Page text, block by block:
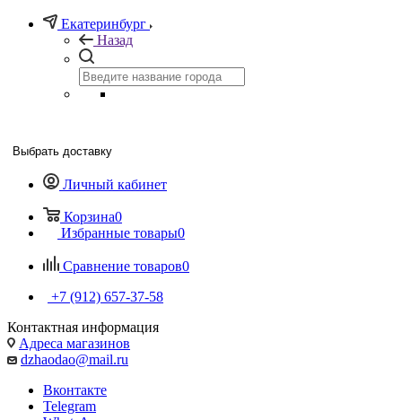
Екатеринбург
Назад
Выбрать доставку
Личный кабинет
Корзина0
Избранные товары0
Сравнение товаров0
+7 (912) 657-37-58
Контактная информация
Адреса магазинов
dzhaodao@mail.ru
Вконтакте
Telegram